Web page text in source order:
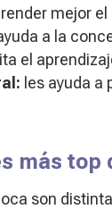
mejor
a la
el
les ayuda a
más
son